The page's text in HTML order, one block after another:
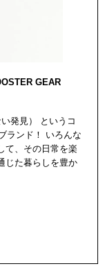
GEAR
発見） というコ
ランド！ いろんな
て、その日常を楽
じた暮らしを豊か